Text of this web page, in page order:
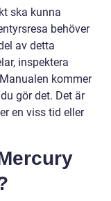
ska kunna
behöver
av detta
inspektera
kommer
gör det. Det är
en viss tid eller